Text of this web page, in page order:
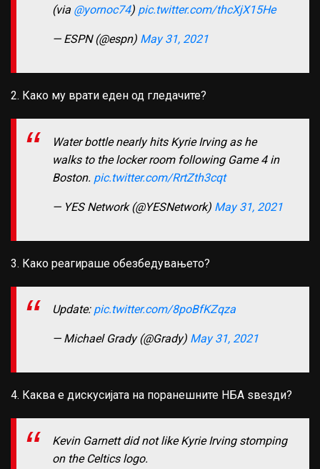
(via @yornoc74) pic.twitter.com/thcXjX15He
— ESPN (@espn) May 31, 2021
2. Како му врати еден од гледачите?
Water bottle nearly hits Kyrie Irving as he
walks to the locker room following Game 4 in
Boston. pic.twitter.com/RrtZth3cqt
— YES Network (@YESNetwork) May 31, 2021
3. Како реагираше обезбедувањето?
Update: pic.twitter.com/8poBfKZqza
— Michael Grady (@Grady) May 31, 2021
4. Каква е дискусијата на поранешните НБА ѕвезди?
Kevin Garnett did not like Kyrie Irving stomping
on the Celtics logo.